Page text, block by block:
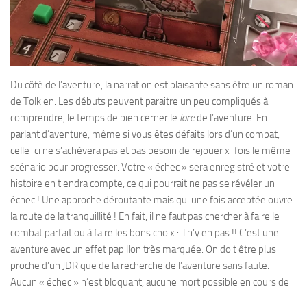
Du côté de l’aventure, la narration est plaisante sans être un roman
de Tolkien. Les débuts peuvent paraitre un peu compliqués à
comprendre, le temps de bien cerner le lorede l’aventure. En
parlant d’aventure, même si vous êtes défaits lors d’un combat,
celle-ci ne s’achèvera pas et pas besoin de rejouer x-fois le même
scénario pour progresser. Votre « échec » sera enregistré et votre
histoire en tiendra compte, ce qui pourrait ne pas se révéler un
échec ! Une approche déroutante mais qui une fois acceptée ouvre
la route de la tranquillité ! En fait, il ne faut pas chercher à faire le
combat parfait ou à faire les bons choix : il n’y en pas !! C’est une
aventure avec un effet papillon très marquée. On doit être plus
proche d’un JDR que de la recherche de l’aventure sans faute.
Aucun « échec » n’est bloquant, aucune mort possible en cours de